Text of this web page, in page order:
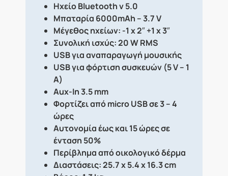
Ηχείο Bluetooth v 5.0
Μπαταρία 6000mAh – 3.7 V
Μέγεθος ηχείων: -1 x 2″ +1 x 3″
Συνολική ισχύς: 20 W RMS
USB για αναπαραγωγή μουσικής
USB για φόρτιση συσκευών (5 V – 1
A)
Aux-In 3.5 mm
Φορτίζει από micro USB σε 3 – 4
ώρες
Αυτονομία έως και 15 ώρες σε
ένταση 50%
Περίβλημα από οικολογικό δέρμα
Διαστάσεις: 25.7 x 5.4 x 16.3 cm